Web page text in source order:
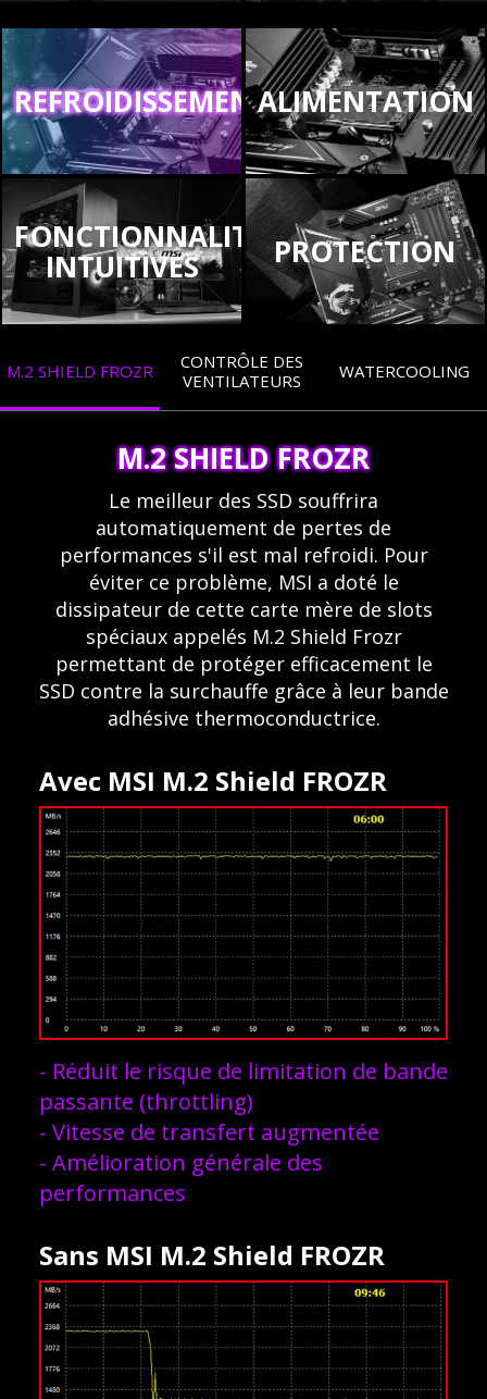
REFROIDISSEMENTALIMENTATION
FONCTIONNALITÉS
INTUITIVES PROTECTION
M.2 SHIELD FROZR
CONTRÔLE DES
VENTILATEURS
WATERCOOLING
M.2 SHIELD FROZR
Le meilleur des SSD souffrira
automatiquement de pertes de
performances s'il est mal refroidi. Pour
éviter ce problème, MSI a doté le
dissipateur de cette carte mère de slots
spéciaux appelés M.2 Shield Frozr
permettant de protéger efficacement le
SSD contre la surchauffe grâce à leur bande
adhésive thermoconductrice.
Avec MSI M.2 Shield FROZR
- Réduit le risque de limitation de bande
passante (throttling)
- Vitesse de transfert augmentée
- Amélioration générale des
performances
Sans MSI M.2 Shield FROZR